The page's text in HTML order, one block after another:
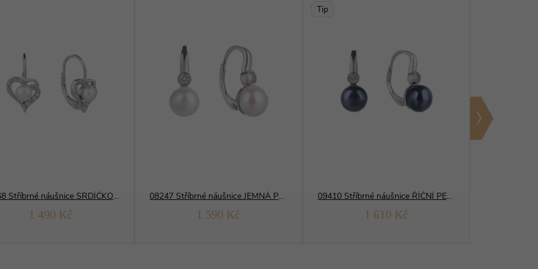
10268 Stříbrné náušnice SRDÍČKO s perlou
1 490 Kč
08247 Stříbrné náušnice JEMNÁ PERLA
1 590 Kč
Tip
09410 Stříbrné náušnice ŘÍČNÍ PERLA černá
1 610 Kč